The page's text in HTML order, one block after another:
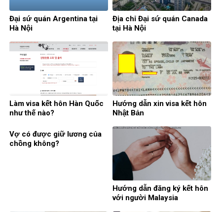
Đại sứ quán Argentina tại
Hà Nội
Địa chỉ Đại sứ quán Canada
tại Hà Nội
Làm visa kết hôn Hàn Quốc
như thế nào?
Hướng dẫn xin visa kết hôn
Nhật Bản
Vợ có được giữ lương của
chồng không?
Hướng dẫn đăng ký kết hôn
với người Malaysia